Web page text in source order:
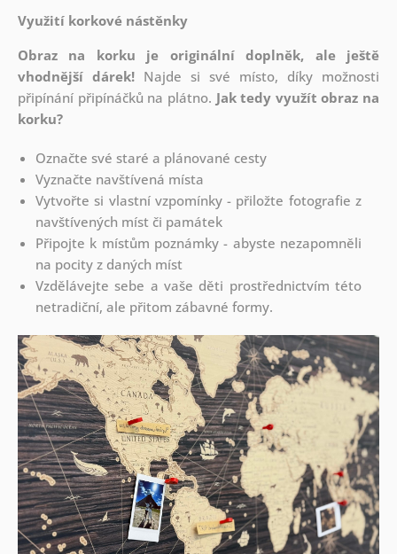
Využití korkové nástěnky
Obraz na korku je originální doplněk, ale ještě
vhodnější dárek! Najde si své místo, díky možnosti
připínání připínáčků na plátno. Jak tedy využít obraz na
korku?
Označte své staré a plánované cesty
Vyznačte navštívená místa
Vytvořte si vlastní vzpomínky - přiložte fotografie z
navštívených míst či památek
Připojte k místům poznámky - abyste nezapomněli
na pocity z daných míst
Vzdělávejte sebe a vaše děti prostřednictvím této
netradiční, ale přitom zábavné formy.